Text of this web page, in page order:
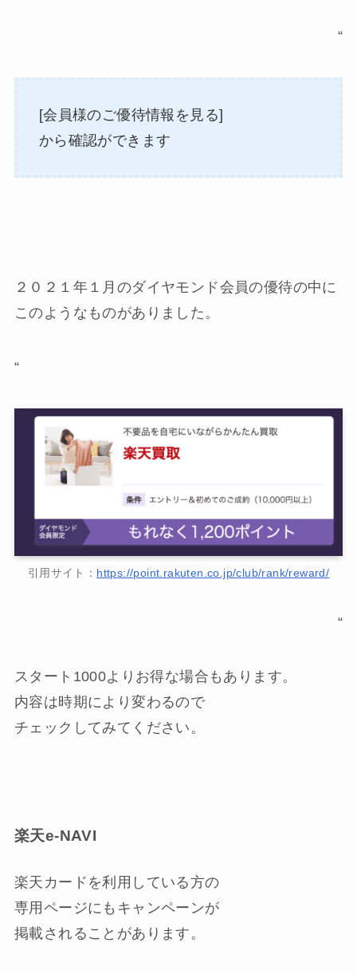
“
[会員様のご優待情報を見る]
から確認ができます
２０２１年１月のダイヤモンド会員の優待の中に
このようなものがありました。
“
引用サイト： https://point.rakuten.co.jp/club/rank/reward/
“
スタート1000よりお得な場合もあります。
内容は時期により変わるので
チェックしてみてください。
楽天e-NAVI
楽天カードを利用している方の
専用ページにもキャンペーンが
掲載されることがあります。